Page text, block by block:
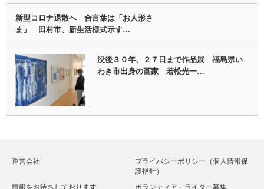
新型コロナ退散へ 合言葉は「お人形さ
ま」 田村市、新生活様式示す…
没後３０年、２７日まで作品展 福島県い
わき市出身の画家 若松光一…
運営会社
プライバシーポリシー（個人情報保
護指針）
情報をお待ちしております
ボランティア・ライター募集